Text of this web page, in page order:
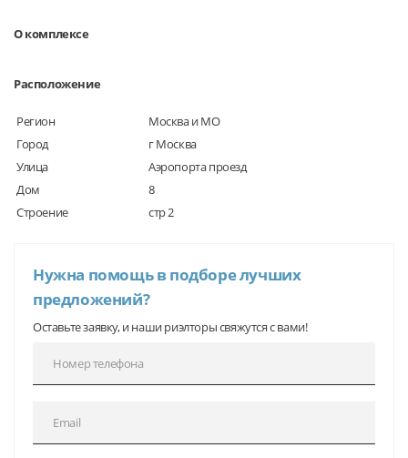
О комплексе
Расположение
Регион
Москва и МО
Город
г Москва
Улица
Аэропорта проезд
Дом
8
Строение
стр 2
Нужна помощь в подборе лучших
предложений?
Оставьте заявку, и наши риэлторы свяжутся с вами!